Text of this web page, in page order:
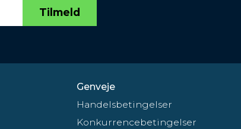
Tilmeld
Genveje
Handelsbetingelser
Konkurrencebetingelser